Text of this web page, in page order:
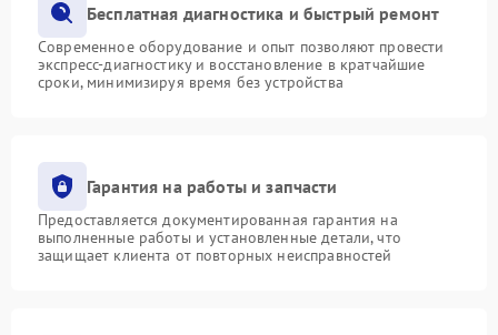
Бесплатная диагностика и быстрый ремонт
Современное оборудование и опыт позволяют провести
экспресс-диагностику и восстановление в кратчайшие
сроки, минимизируя время без устройства
Гарантия на работы и запчасти
Предоставляется документированная гарантия на
выполненные работы и установленные детали, что
защищает клиента от повторных неисправностей